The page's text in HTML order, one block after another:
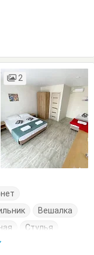
2
Вешалка
Стулья